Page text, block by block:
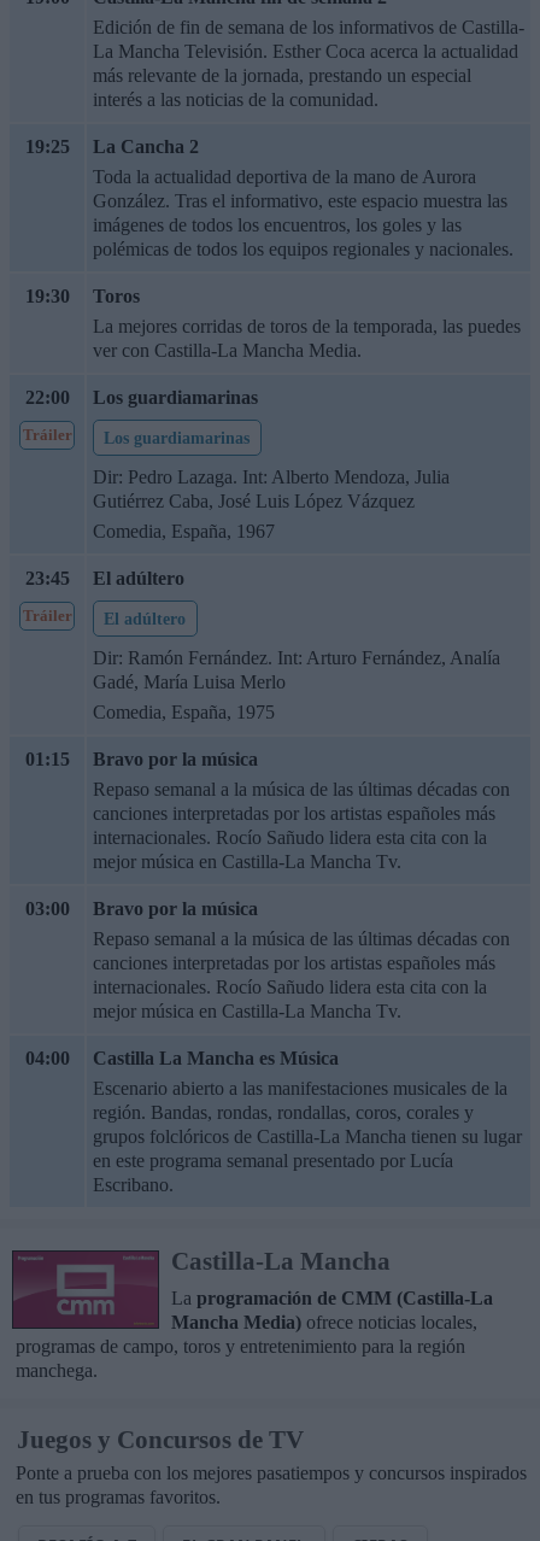
Edición de fin de semana de los informativos de Castilla-
La Mancha Televisión. Esther Coca acerca la actualidad
más relevante de la jornada, prestando un especial
interés a las noticias de la comunidad.
19:25
La Cancha 2
Toda la actualidad deportiva de la mano de Aurora
González. Tras el informativo, este espacio muestra las
imágenes de todos los encuentros, los goles y las
polémicas de todos los equipos regionales y nacionales.
19:30
Toros
La mejores corridas de toros de la temporada, las puedes
ver con Castilla-La Mancha Media.
22:00
Tráiler
Los guardiamarinas
Los guardiamarinas
Dir: Pedro Lazaga. Int: Alberto Mendoza, Julia
Gutiérrez Caba, José Luis López Vázquez
Comedia, España, 1967
23:45
Tráiler
El adúltero
El adúltero
Dir: Ramón Fernández. Int: Arturo Fernández, Analía
Gadé, María Luisa Merlo
Comedia, España, 1975
01:15
Bravo por la música
Repaso semanal a la música de las últimas décadas con
canciones interpretadas por los artistas españoles más
internacionales. Rocío Sañudo lidera esta cita con la
mejor música en Castilla-La Mancha Tv.
03:00
Bravo por la música
Repaso semanal a la música de las últimas décadas con
canciones interpretadas por los artistas españoles más
internacionales. Rocío Sañudo lidera esta cita con la
mejor música en Castilla-La Mancha Tv.
04:00
Castilla La Mancha es Música
Escenario abierto a las manifestaciones musicales de la
región. Bandas, rondas, rondallas, coros, corales y
grupos folclóricos de Castilla-La Mancha tienen su lugar
en este programa semanal presentado por Lucía
Escribano.
Castilla-La Mancha
La programación de CMM (Castilla-La
Mancha Media) ofrece noticias locales,
programas de campo, toros y entretenimiento para la región
manchega.
Juegos y Concursos de TV
Ponte a prueba con los mejores pasatiempos y concursos inspirados
en tus programas favoritos.